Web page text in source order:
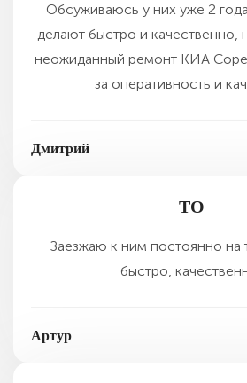
Обсуживаюсь у них уже 2
делают быстро и качественно,
неожиданный ремонт КИА
за оперативность и
Дмитрий
ТО
Заезжаю к ним постоянно на
быстро,
Артур